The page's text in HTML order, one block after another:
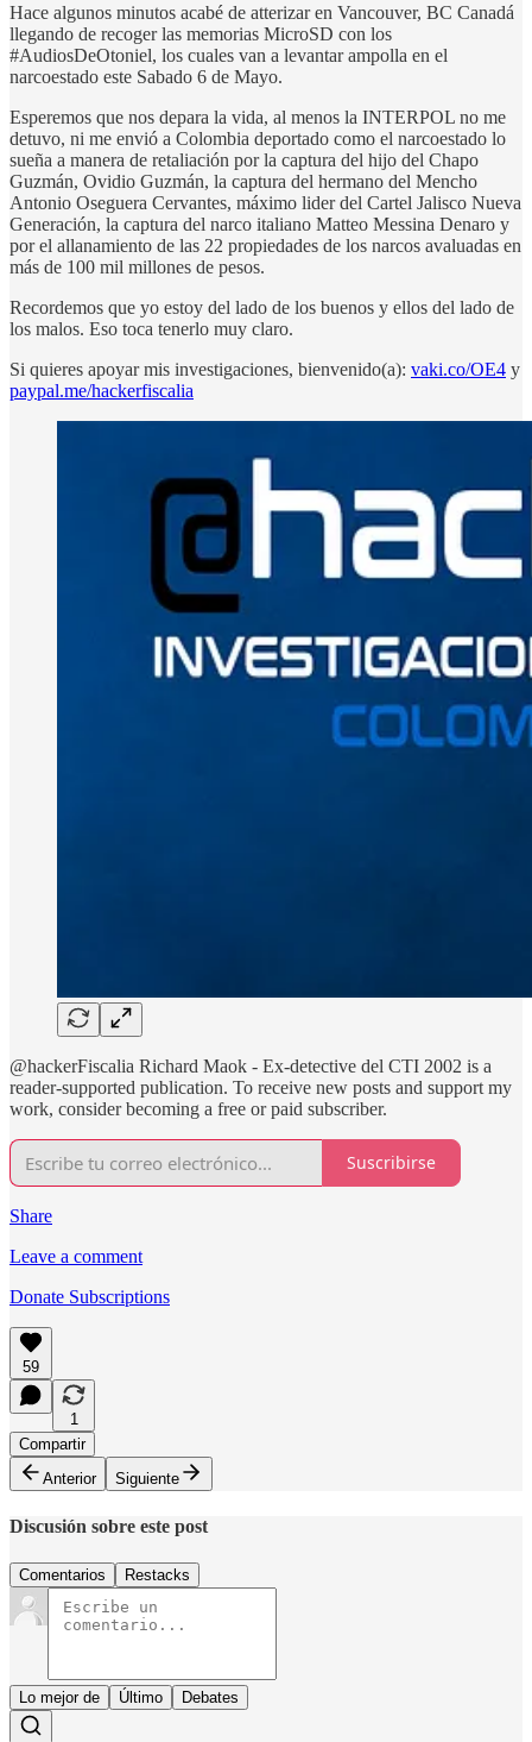
Hace algunos minutos acabé de atterizar en Vancouver, BC Canadá
llegando de recoger las memorias MicroSD con los
#AudiosDeOtoniel, los cuales van a levantar ampolla en el
narcoestado este Sabado 6 de Mayo.
Esperemos que nos depara la vida, al menos la INTERPOL no me
detuvo, ni me envió a Colombia deportado como el narcoestado lo
sueña a manera de retaliación por la captura del hijo del Chapo
Guzmán, Ovidio Guzmán, la captura del hermano del Mencho
Antonio Oseguera Cervantes, máximo lider del Cartel Jalisco Nueva
Generación, la captura del narco italiano Matteo Messina Denaro y
por el allanamiento de las 22 propiedades de los narcos avaluadas en
más de 100 mil millones de pesos.
Recordemos que yo estoy del lado de los buenos y ellos del lado de
los malos. Eso toca tenerlo muy claro.
Si quieres apoyar mis investigaciones, bienvenido(a): vaki.co/OE4 y
paypal.me/hackerfiscalia
@hackerFiscalia Richard Maok - Ex-detective del CTI 2002 is a
reader-supported publication. To receive new posts and support my
work, consider becoming a free or paid subscriber.
Suscribirse
Share
Leave a comment
Donate Subscriptions
59
1
Compartir
Anterior
Siguiente
Discusión sobre este post
Comentarios Restacks
Lo mejor de Último Debates